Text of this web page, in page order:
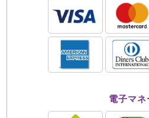
電子マネ